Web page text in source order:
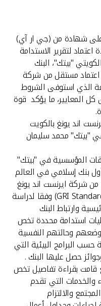
شهادة من (جي ار آي)
لتقرير الاستدامة
الكويتي "بيتك"، البنك
اعتماد مستقل من شركة
الذي استوفى الشروط
كل المعايير، ما يؤكد قوة
اند يونغ بالكويت
"بيتك" محمد سليمان
المؤسسية في "بيتك"
بنك إسلامي في العالم
شركة ايرنست اند يونغ
حسب مبادئ الجي ار آي ستاندرد (GRI Standards) وفقا لدراسة
وارتباط البنك
استدامة محددة تخص
وضعهم وحالتهم النفسية
حسب البرامج البيئية التي
حصل عليها البنك .
قامت بقراءة تفاصيل تخص
والخدمات التي تقدم
والالتزام